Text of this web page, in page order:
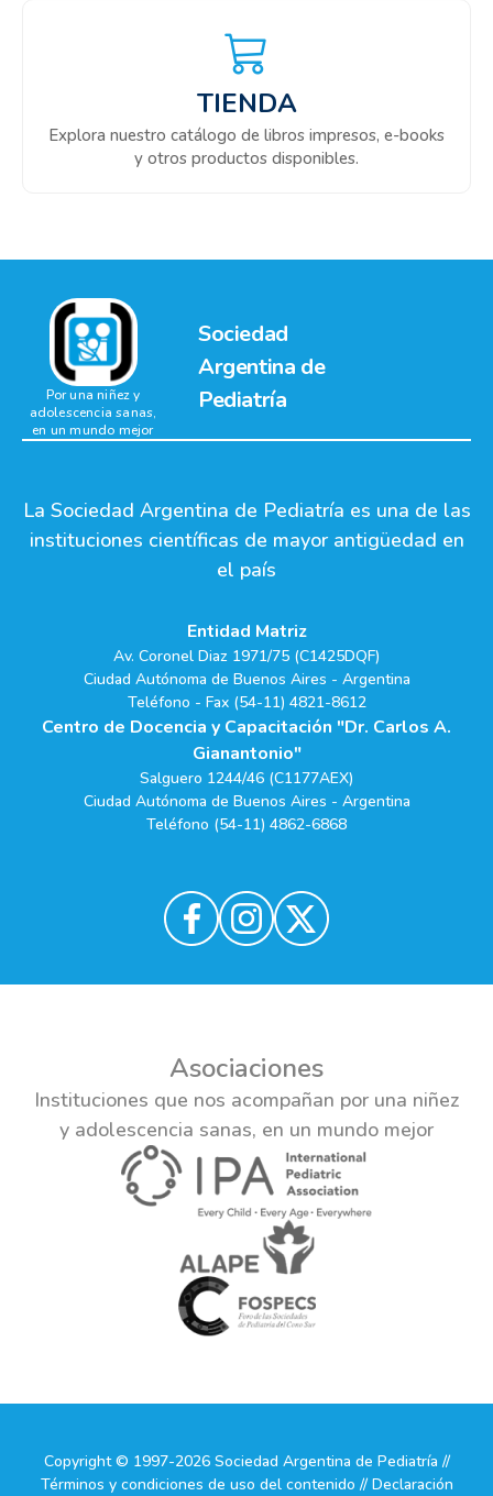
TIENDA
Explora nuestro catálogo de libros impresos, e-books
y otros productos disponibles.
Sociedad
Argentina de
Pediatría
Por una niñez y
adolescencia sanas,
en un mundo mejor
La Sociedad Argentina de Pediatría es una de las
instituciones científicas de mayor antigüedad en
el país
Entidad Matriz
Av. Coronel Diaz 1971/75 (C1425DQF)
Ciudad Autónoma de Buenos Aires - Argentina
Teléfono - Fax (54-11) 4821-8612
Centro de Docencia y Capacitación "Dr. Carlos A.
Gianantonio"
Salguero 1244/46 (C1177AEX)
Ciudad Autónoma de Buenos Aires - Argentina
Teléfono (54-11) 4862-6868
Asociaciones
Instituciones que nos acompañan por una niñez
y adolescencia sanas, en un mundo mejor
Copyright © 1997-2026 Sociedad Argentina de Pediatría //
Términos y condiciones de uso del contenido // Declaración